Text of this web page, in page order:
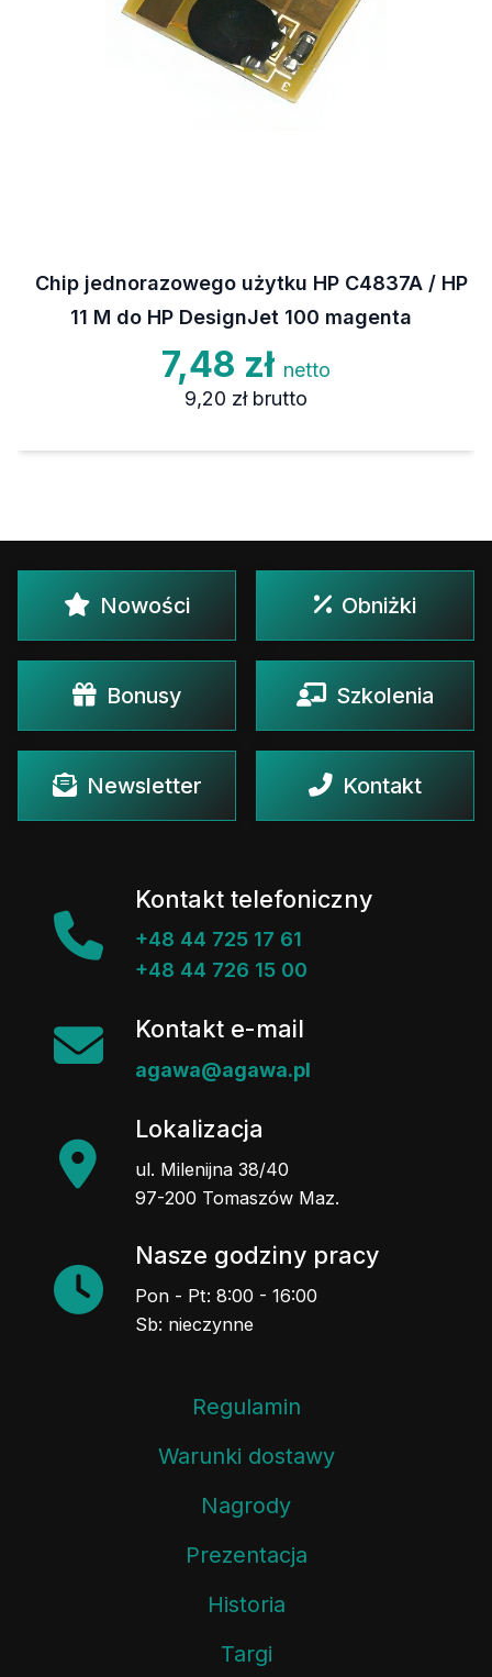
Chip jednorazowego użytku HP C4837A / HP
11 M do HP DesignJet 100 magenta
7,48 zł netto
9,20 zł brutto
Nowości Obniżki
Bonusy Szkolenia
Newsletter Kontakt
Kontakt telefoniczny
+48 44 725 17 61
+48 44 726 15 00
Kontakt e-mail
agawa@agawa.pl
Lokalizacja
ul. Milenijna 38/40
97-200 Tomaszów Maz.
Nasze godziny pracy
Pon - Pt: 8:00 - 16:00
Sb: nieczynne
Regulamin
Warunki dostawy
Nagrody
Prezentacja
Historia
Targi